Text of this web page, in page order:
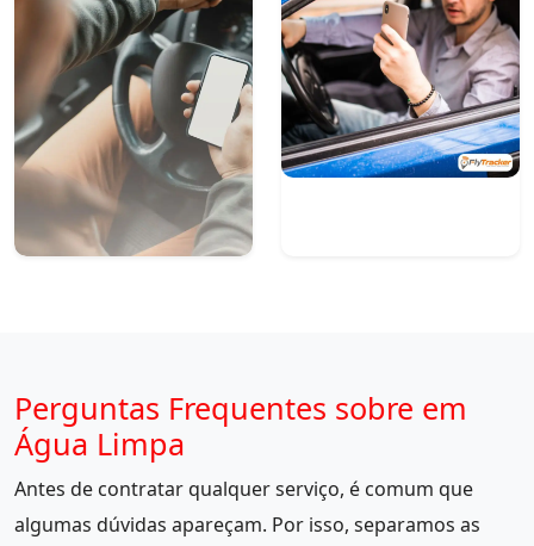
Perguntas Frequentes sobre em
Água Limpa
Antes de contratar qualquer serviço, é comum que
algumas dúvidas apareçam. Por isso, separamos as